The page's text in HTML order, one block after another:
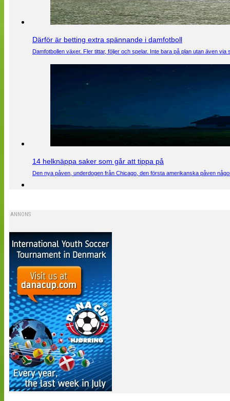
Därför är betting extra spännande i damfotboll
Damfotbollen växer. Fler tittar, följer och spelar. Inte bara på plan utan även
14 helknäppa saker som går att tippa på
Den nya påven, underdogen från Chicago, den första amerikanska påven
ANNONS